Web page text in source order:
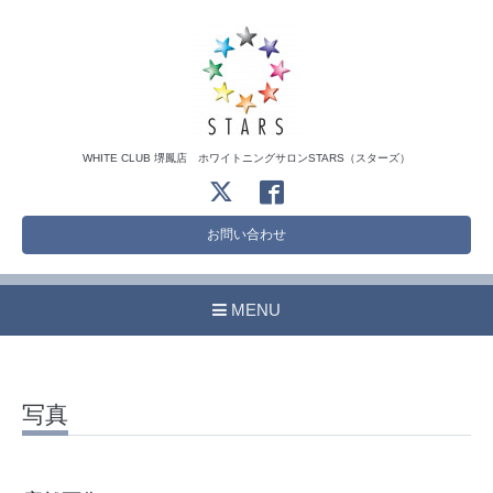
WHITE CLUB 堺鳳店 ホワイトニングサロンSTARS（スターズ）
お問い合わせ
MENU
写真